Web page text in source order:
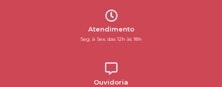
Atendimento
Seg. à Sex. das 12h às 18h
Ouvidoria